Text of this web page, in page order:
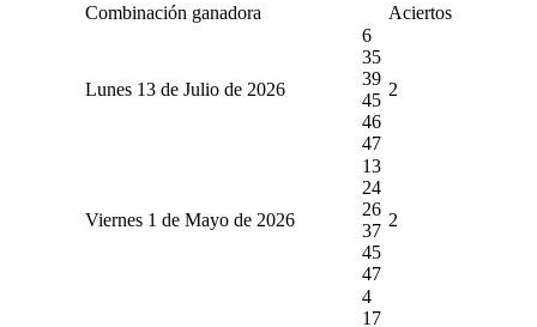
Combinación ganadora Aciertos
Lunes 13 de Julio de 2026
6
35
39
45
46
47
2
Viernes 1 de Mayo de 2026
13
24
26
37
45
47
2
4
17